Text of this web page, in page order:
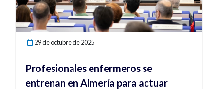
29 de octubre de 2025
Profesionales enfermeros se
entrenan en Almería para actuar